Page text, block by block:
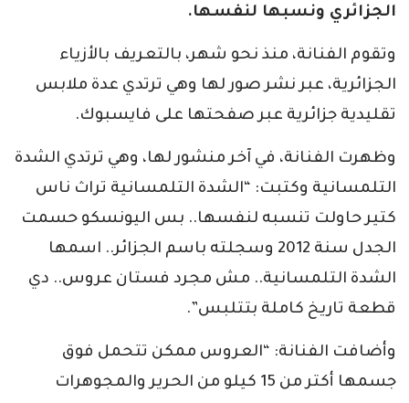
الجزائري ونسبها لنفسها.
وتقوم الفنانة، منذ نحو شهر، بالتعريف بالأزياء
الجزائرية، عبر نشر صور لها وهي ترتدي عدة ملابس
تقليدية جزائرية عبر صفحتها على فايسبوك.
وظهرت الفنانة، في آخر منشور لها، وهي ترتدي الشدة
التلمسانية وكتبت: “الشدة التلمسانية تراث ناس
كتير حاولت تنسبه لنفسها.. بس اليونسكو حسمت
الجدل سنة 2012 وسجلته باسم الجزائر.. اسمها
الشدة التلمسانية.. مش مجرد فستان عروس.. دي
قطعة تاريخ كاملة بتتلبس”.
وأضافت الفنانة: “العروس ممكن تتحمل فوق
جسمها أكتر من 15 كيلو من الحرير والمجوهرات